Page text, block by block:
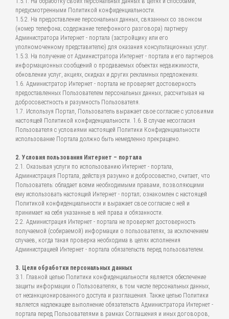
предусмотренными Политикой конфиденциальности.
1.5.2. На предоставление персональных данных, связанных со звонком
(номер телефона; содержание телефонного разговора) партнеру
Администратора Интернет - портала (застройщику или его
уполномоченному представителю) для оказания консультационных услуг.
1.5.3. На получение от Администратора Интернет - портала и его партнеров
информационных сообщений о продаваемых объектах недвижимости,
обновлении услуг, акциях, скидках и других рекламных предложениях.
1.6. Администратор Интернет - портала не проверяет достоверность
предоставленных Пользователем персональных данных, рассчитывая на
добросовестность и разумность Пользователя.
1.7. Используя Портал, Пользователь выражает свое согласие с условиями
настоящей Политикой конфиденциальности. 1.6. В случае несогласия
Пользователя с условиями настоящей Политики Конфиденциальности
использование Портала должно быть немедленно прекращено.
2. Условия пользования Интернет – портала
2.1. Оказывая услуги по использованию Интернет - портала,
Администрация Портала, действуя разумно и добросовестно, считает, что
Пользователь: обладает всеми необходимыми правами, позволяющими
ему использовать настоящий Интернет - портал; ознакомлен с настоящей
Политикой конфиденциальности и выражает свое согласие с ней и
принимает на себя указанные в ней права и обязанности.
2.2. Администрация Интернет - портала не проверяет достоверность
получаемой (собираемой) информации о пользователях, за исключением
случаев, когда такая проверка необходима в целях исполнения
Администрацией Интернет - портала обязательств перед пользователем.
3. Цели обработки персональных данных
3.1. Главной целью Политики конфиденциальности является обеспечение
защиты информации о Пользователях, в том числе персональных данных,
от несанкционированного доступа и разглашения. Также целью Политики
является надлежащее выполнение обязательств Администратора Интернет -
портала перед Пользователями в рамках Соглашения и иных договоров,